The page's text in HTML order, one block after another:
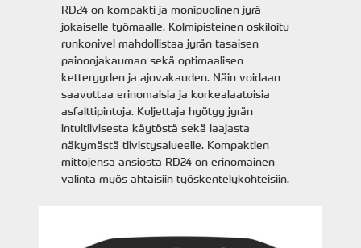
RD24 on kompakti ja monipuolinen jyrä
jokaiselle työmaalle. Kolmipisteinen oskiloitu
runkonivel mahdollistaa jyrän tasaisen
painonjakauman sekä optimaalisen
ketteryyden ja ajovakauden. Näin voidaan
saavuttaa erinomaisia ja korkealaatuisia
asfalttipintoja. Kuljettaja hyötyy jyrän
intuitiivisesta käytöstä sekä laajasta
näkymästä tiivistysalueelle. Kompaktien
mittojensa ansiosta RD24 on erinomainen
valinta myös ahtaisiin työskentelykohteisiin.